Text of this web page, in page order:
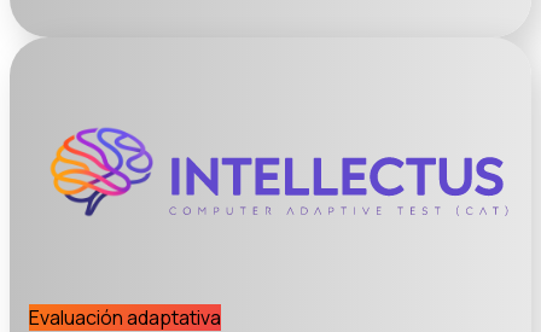
Evaluación adaptativa